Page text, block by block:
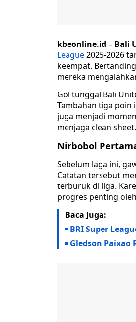
kbeonline.id – Bali
League2025-2026
keempat.
mereka
Gol tunggal Bali
Tambahan tiga
juga menjadi
menjaga clean sheet.
Nirbobol
Sebelum laga ini,
Catatan tersebut
terburuk di liga.
progres penting
Baca Juga:
BRI Super
Gledson Paixao